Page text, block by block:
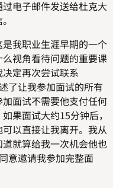
电子邮件发送给杜克大
我职业生涯早期的一个
视角看待问题的重要课
定再次尝试联系
了让我参加面试的所有
面试不需要他支付任何
果面试大约15分钟后，
以直接让我离开。我从
就算给我一次机会他也
意邀请我参加完整面